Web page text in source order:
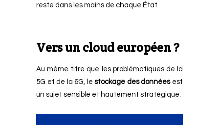
reste dans les mains de chaque État.
Vers un cloud européen ?
Au même titre que les problématiques de la
5G et de la 6G, le stockage des donnéesest
un sujet sensible et hautement stratégique.